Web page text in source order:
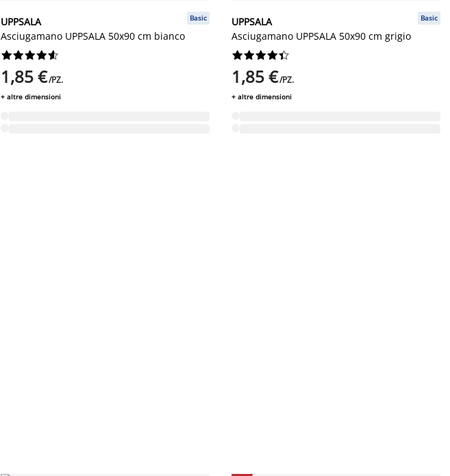
UPPSALA
Asciugamano UPPSALA 50x90 cm bianco
Basic






1,85 €/PZ.
+ altre dimensioni
UPPSALA
Asciugamano UPPSALA 50x90 cm grigio
Basic






1,85 €/PZ.
+ altre dimensioni